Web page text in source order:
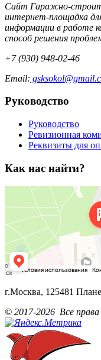
Сайт Гаражно-
интернет-площадка
информации в работе
способ решения
+7 (930) 948-02-46
Email:
Руководство
Руководство
Ревизионная
Реквизиты для
Как нас найти?
г.Москва, 125481
© 2017-2026 Все